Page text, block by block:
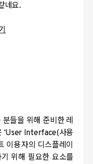
네요.
들을 위해 준비한 레
‘User Interface(사용
이용자의 디스플레이
위해 필요한 요소를